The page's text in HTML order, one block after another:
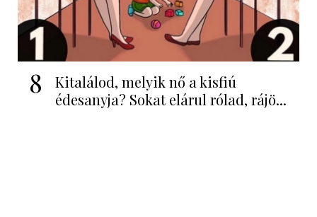
8
Kitalálod, melyik nő a kisfiú
édesanyja? Sokat elárul rólad, rájö...